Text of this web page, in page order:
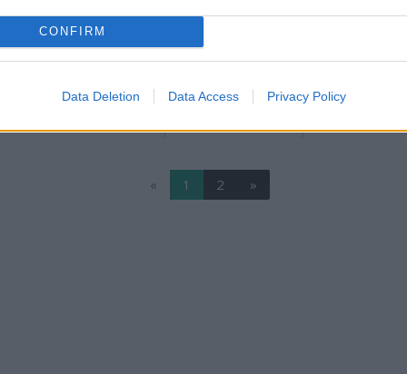
CONFIRM
Data Deletion Data Access Privacy Policy
287
111kcal 0,8g 0,1 g 14,0g
« 1 2 »